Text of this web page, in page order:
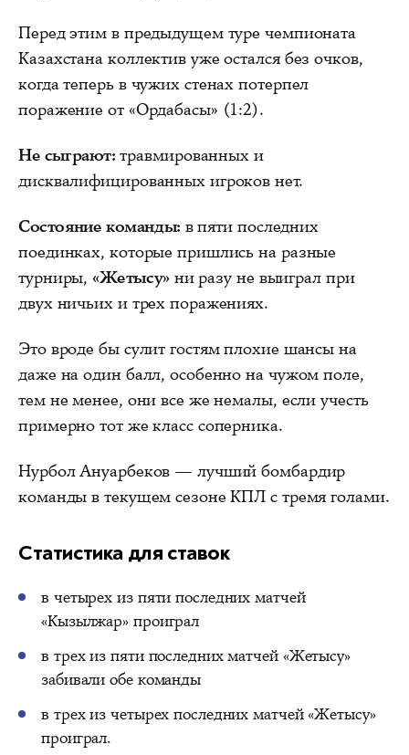
Перед этим в предыдущем туре чемпионата
Казахстана коллектив уже остался без очков,
когда теперь в чужих стенах потерпел
поражение от «Ордабасы» (1:2).
Не сыграют: травмированных и
дисквалифицированных игроков нет.
Состояние команды: в пяти последних
поединках, которые пришлись на разные
турниры,«Жетысу»ни разу не выиграл при
двух ничьих и трех поражениях.
Это вроде бы сулит гостям плохие шансы на
даже на один балл, особенно на чужом поле,
тем не менее, они все же немалы, если учесть
примерно тот же класс соперника.
Нурбол Ануарбеков — лучший бомбардир
команды в текущем сезоне КПЛ с тремя голами.
Статистика для ставок
в четырех из пяти последних матчей
«Кызылжар» проиграл
в трех из пяти последних матчей «Жетысу»
забивали обе команды
в трех из четырех последних матчей «Жетысу»
проиграл.